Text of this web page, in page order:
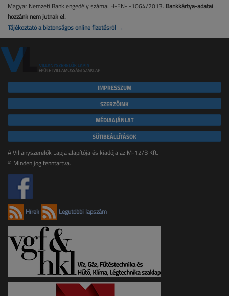
Magyar Nemzeti Bank engedély száma: H-EN-I-1064/2013. Bankkártya-adatai
hozzánk nem jutnak el.
Tájékoztató a biztonságos online fizetésről →
IMPRESSZUM
SZERZŐINK
MÉDIAAJÁNLAT
SÜTIBEÁLLÍTÁSOK
A Villanyszerelők Lapja alapítója és kiadója az M-12/B Kft.
© Minden jog fenntartva.
Hírek Legutóbbi lapszám